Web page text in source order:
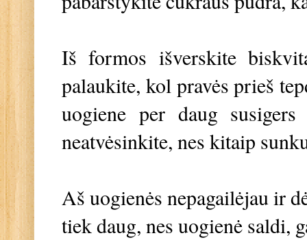
Iš formos išverskite
palaukite, kol pravės prieš
uogiene per daug
neatvėsinkite, nes kitaip
Aš uogienės nepagailėjau ir
tiek daug, nes uogienė saldi,